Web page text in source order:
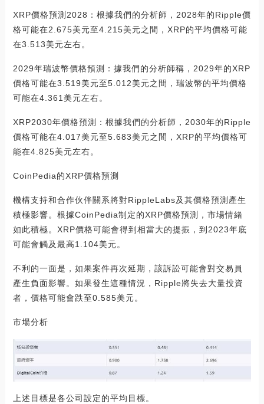
XRP價格預測2028：根據我們的分析師，2028年的Ripple價
格可能在2.675美元至4.215美元之間，XRP的平均價格可能
在3.513美元左右。
2029年瑞波幣價格預測：據我們的分析師稱，2029年的XRP
價格可能在3.519美元至5.012美元之間，瑞波幣的平均價格
可能在4.361美元左右。
XRP2030年價格預測：根據我們的分析師，2030年的Ripple
價格可能在4.017美元至5.683美元之間，XRP的平均價格可
能在4.825美元左右。
CoinPedia的XRP價格預測
機構支持和合作伙伴關系將對RippleLabs及其價格預測產生
積極影響。根據CoinPedia制定的XRP價格預測，市場情緒
如此積極。XRP價格可能會得到相當大的提振，到2023年底
可能會觸及最高1.104美元。
不利的一面是，如果案件再次延期，該訴訟可能會對交易員
產生負面影響。如果發生這種情況，Ripple將失去大量投資
者，價格可能會跌至0.585美元。
市場分析
上述目標是各公司設定的平均目標。